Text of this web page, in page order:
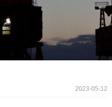
2023-05-12